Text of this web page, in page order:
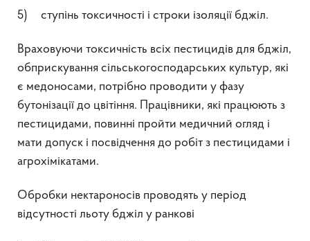
5) ступінь токсичності і строки ізоляції бджіл.
Враховуючи токсичність всіх пестицидів для бджіл,
обприскування сільськогосподарських культур, які
є медоносами, потрібно проводити у фазу
бутонізації до цвітіння. Працівники, які працюють з
пестицидами, повинні пройти медичний огляд і
мати допуск і посвідчення до робіт з пестицидами і
агрохімікатами.
Обробки нектароносів проводять у період
відсутності льоту бджіл у ранкові